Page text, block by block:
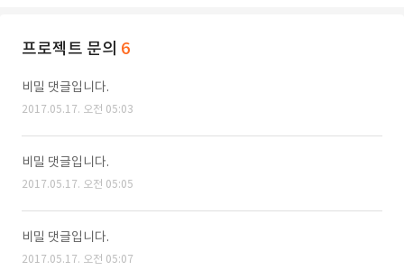
프로젝트 문의 6
비밀 댓글입니다.
2017.05.17. 오전 05:03
비밀 댓글입니다.
2017.05.17. 오전 05:05
비밀 댓글입니다.
2017.05.17. 오전 05:07